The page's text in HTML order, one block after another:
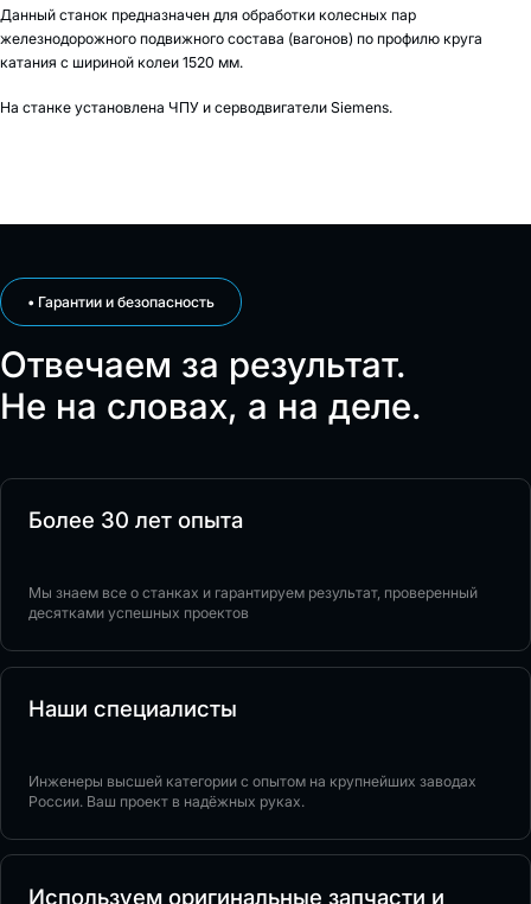
Данный станок предназначен для обработки колесных пар
железнодорожного подвижного состава (вагонов) по профилю круга
катания с шириной колеи 1520 мм.
На станке установлена ЧПУ и серводвигатели Siemens.
• Гарантии и безопасность
Отвечаем за результат.
Не на словах, а на деле.
Более 30 лет опыта
Мы знаем все о станках и гарантируем результат, проверенный
десятками успешных проектов
Наши специалисты
Инженеры высшей категории с опытом на крупнейших заводах
России. Ваш проект в надёжных руках.
Используем оригинальные запчасти и